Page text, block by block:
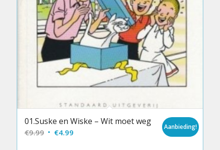
01.Suske en Wiske – Wit moet weg
€9.99 Oorspronkelijke
€4.99Huidige
Aanbieding!